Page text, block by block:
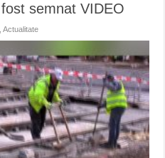
semnat VIDEO
,Actualitate